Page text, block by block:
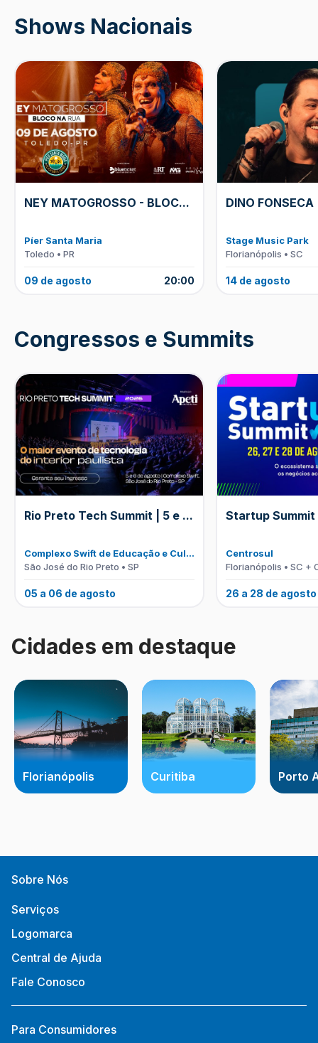
Shows Nacionais
NEY MATOGROSSO - BLOC...
Píer Santa Maria
Toledo • PR
09 de agosto 20:00
DINO FONSECA
Stage Music Park
Florianópolis • SC
14 de agosto
Congressos e Summits
Rio Preto Tech Summit | 5 e ...
Complexo Swift de Educação e Cul...
São José do Rio Preto • SP
05 a 06 de agosto
Startup
Centrosul
Florianópolis • SC +
26 a 28 de agosto
Cidades em destaque
Florianópolis Curitiba Porto
Sobre Nós
Serviços
Logomarca
Central de Ajuda
Fale Conosco
Para Consumidores